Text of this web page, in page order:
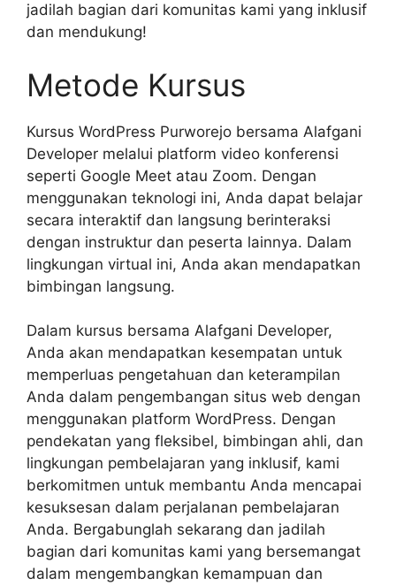
jadilah bagian dari komunitas kami yang inklusif
dan mendukung!
Metode Kursus
Kursus WordPress Purworejo bersama Alafgani
Developer melalui platform video konferensi
seperti Google Meet atau Zoom. Dengan
menggunakan teknologi ini, Anda dapat belajar
secara interaktif dan langsung berinteraksi
dengan instruktur dan peserta lainnya. Dalam
lingkungan virtual ini, Anda akan mendapatkan
bimbingan langsung.
Dalam kursus bersama Alafgani Developer,
Anda akan mendapatkan kesempatan untuk
memperluas pengetahuan dan keterampilan
Anda dalam pengembangan situs web dengan
menggunakan platform WordPress. Dengan
pendekatan yang fleksibel, bimbingan ahli, dan
lingkungan pembelajaran yang inklusif, kami
berkomitmen untuk membantu Anda mencapai
kesuksesan dalam perjalanan pembelajaran
Anda. Bergabunglah sekarang dan jadilah
bagian dari komunitas kami yang bersemangat
dalam mengembangkan kemampuan dan